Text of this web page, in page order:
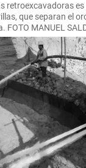
retroexcavadoras
que separan el
FOTO MANUEL